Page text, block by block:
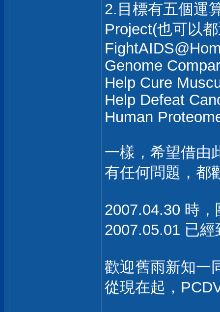
2.目標有五個運
Project(也可以
Genome
Help Cure
Help Defeat
Human
一樣，希望借由
有任何問題，都
2007.04.30 時
2007.05.01 已
歡迎舊雨新知一
從現在起，